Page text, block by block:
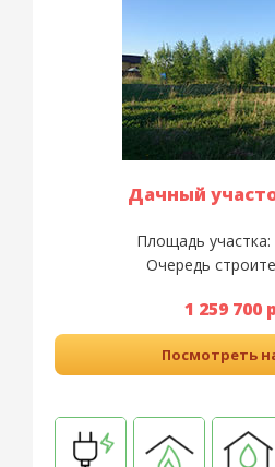
Дачный
Площадь участка:
Очередь
1 259 700
Посмотреть